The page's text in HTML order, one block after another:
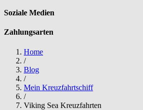
Soziale Medien
Zahlungsarten
Home
/
Blog
/
Mein Kreuzfahrtschiff
/
Viking Sea Kreuzfahrten